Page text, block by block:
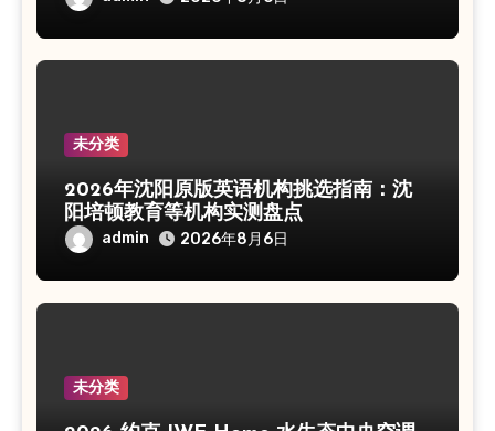
未分类
2026年沈阳原版英语机构挑选指南：沈
阳培顿教育等机构实测盘点
admin 2026年8月6日
未分类